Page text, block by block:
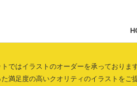
ではイラストのオーダーを承っております
満足度の高いクオリティのイラストをご